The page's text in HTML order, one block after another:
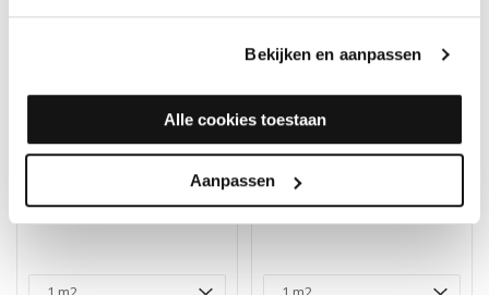
Bekijken en aanpassen
Alle cookies toestaan
Aanpassen